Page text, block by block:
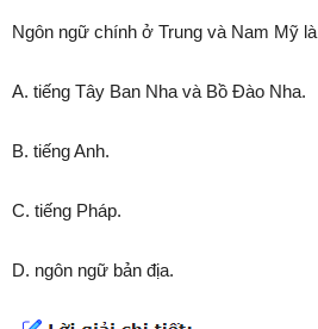
Ngôn ngữ chính ở Trung và Nam Mỹ là
A. tiếng Tây Ban Nha và Bồ Đào Nha.
B. tiếng Anh.
C. tiếng Pháp.
D. ngôn ngữ bản địa.